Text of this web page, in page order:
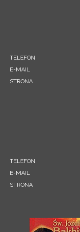
TELEFON
E-MAIL
STRONA
TELEFON
E-MAIL
STRONA